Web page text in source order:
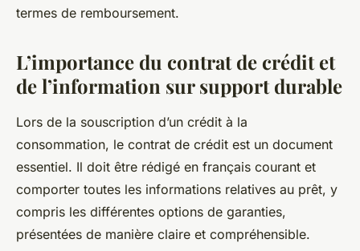
termes de remboursement.
L’importance du contrat de crédit et
de l’information sur support durable
Lors de la souscription d’un crédit à la
consommation, le contrat de crédit est un document
essentiel. Il doit être rédigé en français courant et
comporter toutes les informations relatives au prêt, y
compris les différentes options de garanties,
présentées de manière claire et compréhensible.